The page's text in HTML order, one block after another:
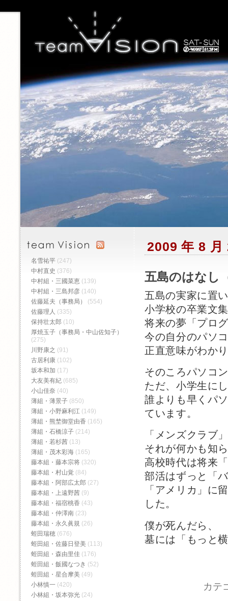
2009 年 8 月
五島のはなし
五島の実家に置
小学校の卒業文
将来の夢「プロ
今の自分のパソ
正直意味がわか
そのころパソコ
ただ、小学生に
誰よりも早くパ
ています。
「メンズクラブ
それが何かも知
高校時代は将来
部活はずっと「
「アメリカ」に
した。
僕が死んだら、
墓には「もっと
カテ
名雪祐平 (247)
中村直史 (376)
中村組・三國菜恵 (139)
中村組・三島邦彦 (140)
佐藤延夫（事務局）
(554)
佐藤理人 (335)
保持壮太郎 (10)
厚焼玉子（事務局・中山佐知子）
(275)
川野康之 (91)
古居利康 (102)
坂本和加 (17)
大友美有紀 (685)
小山佳奈 (40)
薄組・薄景子 (850)
薄組・小野麻利江 (149)
薄組・熊埜御堂由香 (165)
薄組・石橋涼子 (214)
薄組・若杉茜 (13)
薄組・茂木彩海 (165)
藤本組・藤本宗将 (320)
藤本組・村山覚 (84)
藤本組・阿部広太郎 (27)
藤本組・上遠野茜 (9)
藤本組・福宿桃香‬ (43)
藤本組・仲澤南 (23)
藤本組・永久眞規 (26)
蛭田瑞穂 (676)
蛭田組・佐藤日登美 (113)
蛭田組・森由里佳 (176)
蛭田組・飯國なつき (52)
蛭田組・星合摩美 (49)
小林慎一 (420)
小林組・坂本弥光 (24)